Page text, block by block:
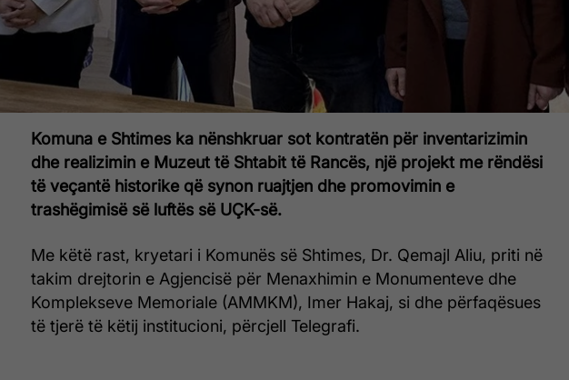
Komuna e Shtimes ka nënshkruar sot kontratën për inventarizimin
dhe realizimin e Muzeut të Shtabit të Rancës, një projekt me rëndësi
të veçantë historike që synon ruajtjen dhe promovimin e
trashëgimisë së luftës së UÇK-së.
Me këtë rast, kryetari i Komunës së Shtimes, Dr. Qemajl Aliu, priti në
takim drejtorin e Agjencisë për Menaxhimin e Monumenteve dhe
Komplekseve Memoriale (AMMKM), Imer Hakaj, si dhe përfaqësues
të tjerë të këtij institucioni, përcjell Telegrafi.